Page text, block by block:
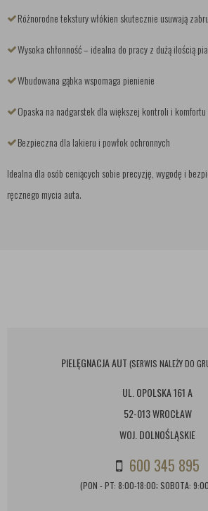
Różnorodne tekstury włókien skutecznie usuwają
Wysoka chłonność – idealna do pracy z dużą ilością
Wbudowana gąbka wspomaga pienienie
Opaska na nadgarstek dla większej kontroli i komfortu
Bezpieczna dla lakieru i powłok ochronnych
Idealna dla osób ceniących sobie precyzję, wygodę i
ręcznego mycia auta.
PIELĘGNACJA AUT (SERWIS NALEŻY DO
UL. OPOLSKA 161 A
52-013 WROCŁAW
WOJ. DOLNOŚLĄSKIE
600 345 895
(PON - PT: 8:00-18:00; SOBOTA: